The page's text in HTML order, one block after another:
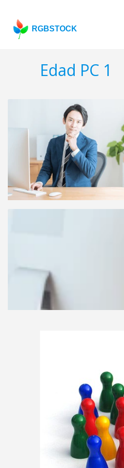
RGBSTOCK
Edad PC 1